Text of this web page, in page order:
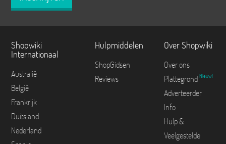
Shopwiki
Internationaal
Australië
België
Frankrijk
Duitsland
Nederland
Hulpmiddelen
ShopGidsen
Reviews
Over Shopwiki
Over ons
Plattegrond Nieuw!
Adverteerder
Info
Hulp &
Veelgestelde